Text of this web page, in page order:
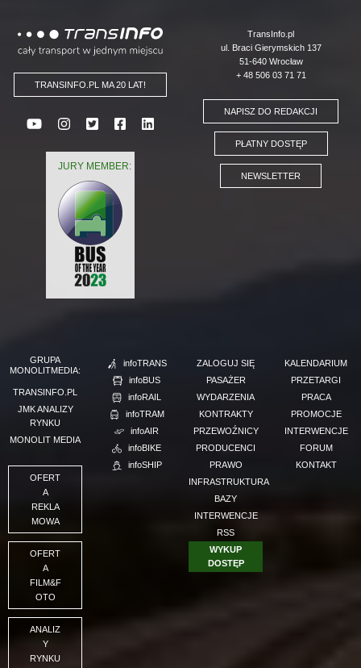
Logo
TRANSINFO.PL MA 20 LAT!
JURY MEMBER:
TransInfo.pl
ul. Braci Gierymskich 137
51-640 Wrocław
+ 48 506 03 71 71
NAPISZ DO REDAKCJI
PŁATNY DOSTĘP
NEWSLETTER
GRUPA
MONOLITMEDIA:
TRANSINFO.PL
JMK ANALIZY
RYNKU
MONOLIT MEDIA
OFERT
A
REKLA
MOWA
OFERT
A
FILM&F
OTO
ANALIZ
Y
RYNKU
infoTRANS
infoBUS
infoRAIL
infoTRAM
infoAIR
infoBIKE
infoSHIP
ZALOGUJ SIĘ
PASAŻER
WYDARZENIA
KONTRAKTY
PRZEWOŹNICY
PRODUCENCI
PRAWO
INFRASTRUKTURA
BAZY
INTERWENCJE
RSS
WYKUP
DOSTĘP
KALENDARIUM
PRZETARGI
PRACA
PROMOCJE
INTERWENCJE
FORUM
KONTAKT